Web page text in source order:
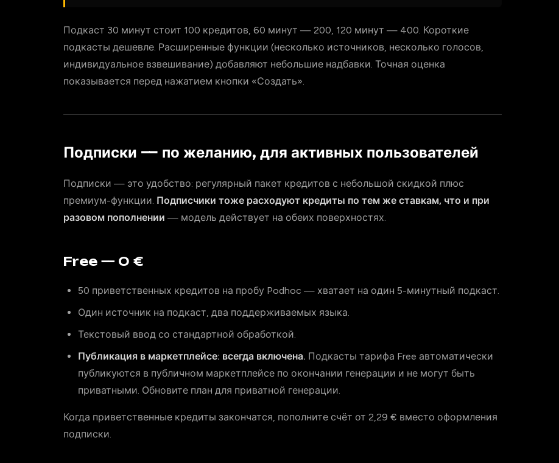
Подкаст 30 минут стоит 100 кредитов, 60 минут — 200, 120 минут — 400. Короткие
подкасты дешевле. Расширенные функции (несколько источников, несколько голосов,
индивидуальное взвешивание) добавляют небольшие надбавки. Точная оценка
показывается перед нажатием кнопки «Создать».
Подписки — по желанию, для активных пользователей
Подписки — это удобство: регулярный пакет кредитов с небольшой скидкой плюс
премиум-функции. Подписчики тоже расходуют кредиты по тем же ставкам, что и при
разовом пополнении — модель действует на обеих поверхностях.
Free — 0 €
50 приветственных кредитов на пробу Podhoc — хватает на один 5-минутный подкаст.
Один источник на подкаст, два поддерживаемых языка.
Текстовый ввод со стандартной обработкой.
Публикация в маркетплейсе: всегда включена. Подкасты тарифа Free автоматически
публикуются в публичном маркетплейсе по окончании генерации и не могут быть
приватными. Обновите план для приватной генерации.
Когда приветственные кредиты закончатся, пополните счёт от 2,29 € вместо оформления
подписки.